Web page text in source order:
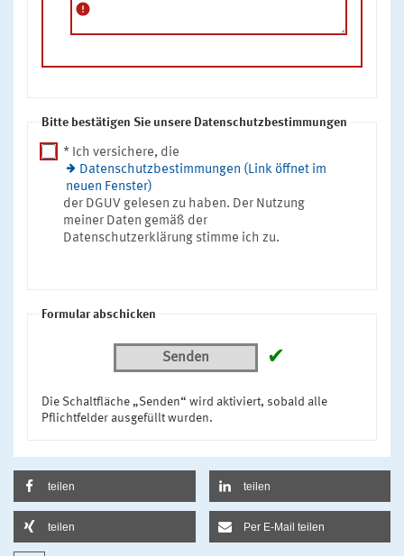
error
Bitte bestätigen Sie unsere Datenschutzbestimmungen
* Ich versichere, die
Datenschutzbestimmungen (Link öffnet im
neuen Fenster)
der DGUV gelesen zu haben. Der Nutzung
meiner Daten gemäß der
Datenschutzerklärung stimme ich zu.
Formular abschicken
Senden ✔
Die Schaltfläche „Senden“ wird aktiviert, sobald alle
Pflichtfelder ausgefüllt wurden.
teilen teilen
teilen Per E-Mail teilen